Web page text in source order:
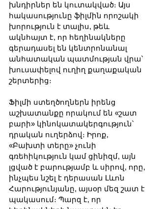
խնդիրներ են կուտակված։ Այս
հակասությունը ֆիլմին որոշակի
խորություն է տալիս, թեև
ակնհայտ է, որ հեղինակները
գերադասել են կենտրոնանալ
անհատական պատմության վրա՝
խուսափելով ուղիղ քաղաքական
շերտերից։
Ֆիլմի ստեղծողներն իրենց
աշխատանքը որակում են «շատ
բարի» կինոկատակերգություն՝
դրական ուղերձով։ Իրոք,
«Բախտի տերը» չունի
գռեհիկություն կամ ցինիզմ, այն
լցված է բարությամբ և սիրով, որը,
ինչպես նշել է դերասան Լևոն
Հարությունյանը, այսօր մեզ շատ է
պակասում։ Պարզ է, որ